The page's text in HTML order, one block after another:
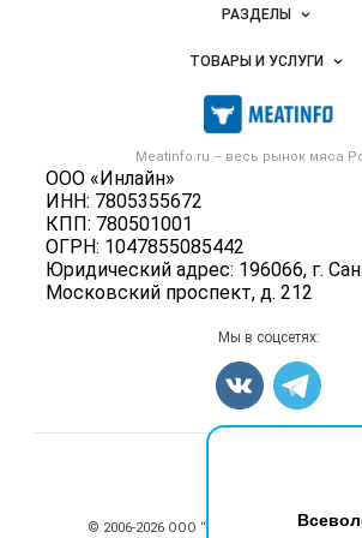
Meatinfo.ru – весь рынок мяса
ООО «Инлайн»
ИНН: 7805355672
КПП: 780501001
ОГРН: 1047855085442
Юридический адрес: 196066, г.
Московский проспект, д. 212
Новости Meatinfo.ru
Размещение рекламы
Публичная оферта
Контактная информация
Политика обработки персональных
РАЗДЕЛЫ
Объявления
Новости рынка
Мониторинг
Вакансии
ТОВАРЫ И УСЛУГИ
Мясо, мясопродукты
Скот в живом весе
Колбасы, сосиски,
Мясные полуфабрикаты
Мясные снеки
Яйца
Карта объявлений
Мы в соцсетях:
© 2006‑2026 ООО “Инлайн”. 12+ Все